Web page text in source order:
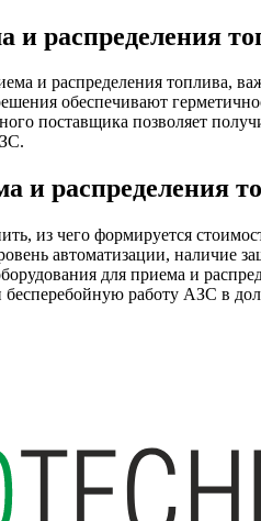
и распределения
и распределения топлива,
обеспечивают
поставщика позволяет
и распределения
из чего формируется
автоматизации,
для приема и
работу АЗС в